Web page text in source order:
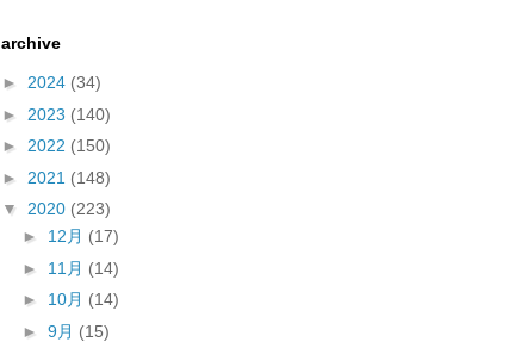
archive
► 2024 (34)
► 2023 (140)
► 2022 (150)
► 2021 (148)
▼ 2020 (223)
► 12月 (17)
► 11月 (14)
► 10月 (14)
► 9月 (15)